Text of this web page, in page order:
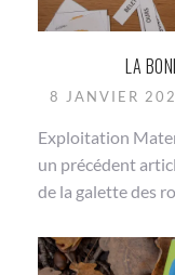
LA
8 JANVIER
Exploitation
un précédent
de la galette des